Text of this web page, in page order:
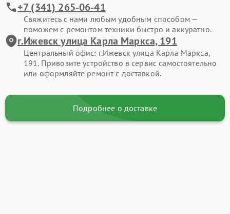
+7 (341) 265-06-41
Свяжитесь с нами любым удобным способом —
поможем с ремонтом техники быстро и аккуратно.
г.Ижевск улица Карла Маркса, 191
Центральный офис: г.Ижевск улица Карла Маркса,
191. Привозите устройство в сервис самостоятельно
или оформляйте ремонт с доставкой.
Подробнее о доставке